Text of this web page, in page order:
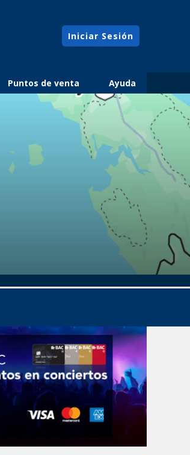
Iniciar Sesión
Puntos de venta Ayuda